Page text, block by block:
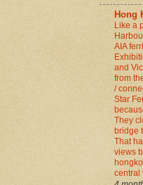
Hong
Like a
AIA
and
from
/
Star
They
bridge
That
views
central